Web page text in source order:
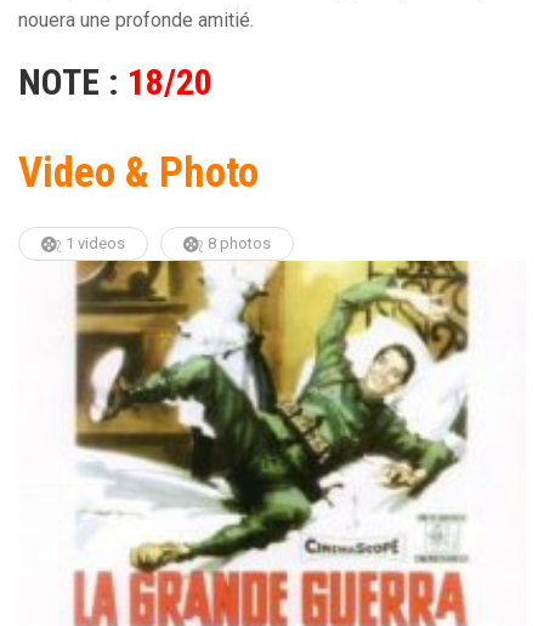
nouera une profonde amitié.
NOTE : 18/20
Video & Photo
1 videos 8 photos